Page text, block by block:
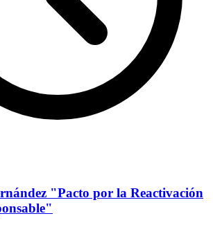
"Pacto por la Reactivación